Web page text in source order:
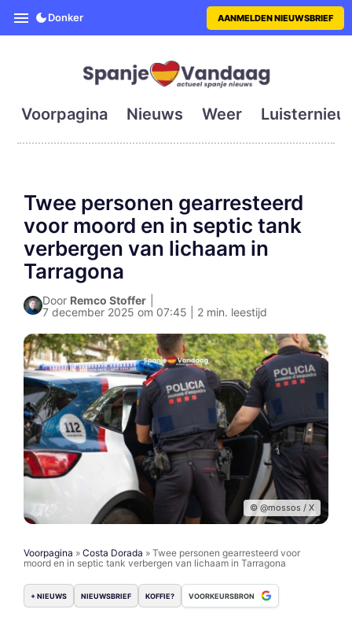
SpanjeVandaag is de eerste
Donker AANMELDEN NIEUWSBRIEF
Voorpagina Nieuws Weer
Twee personen gearresteerd
voor moord en in septic tank
verbergen van lichaam in
Tarragona
Door Remco Stoffer
7 december 2025 om 07:45 | 2 min. leestijd
© @mossos / X
Voorpagina » Costa Dorada » Twee personen gearresteerd voor
moord en in septic tank verbergen van lichaam in Tarragona
+ NIEUWS NIEUWSBRIEF KOFFIE? VOORKEURSBRON